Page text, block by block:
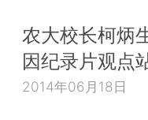
农大校长柯炳
因纪录片观点
2014年06月18日